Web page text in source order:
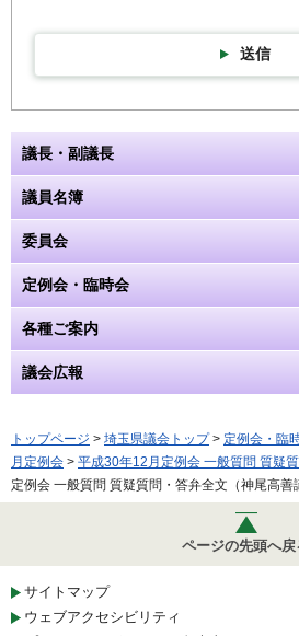
送信
議長・副議長
議員名簿
委員会
定例会・臨時会
各種ご案内
議会広報
トップページ > 埼玉県議会トップ> 定例会・臨
月定例会 > 平成30年12月定例会 一般質問 質疑
定例会 一般質問 質疑質問・答弁全文（神尾高善
ページの先頭へ戻
サイトマップ
ウェブアクセシビリティ